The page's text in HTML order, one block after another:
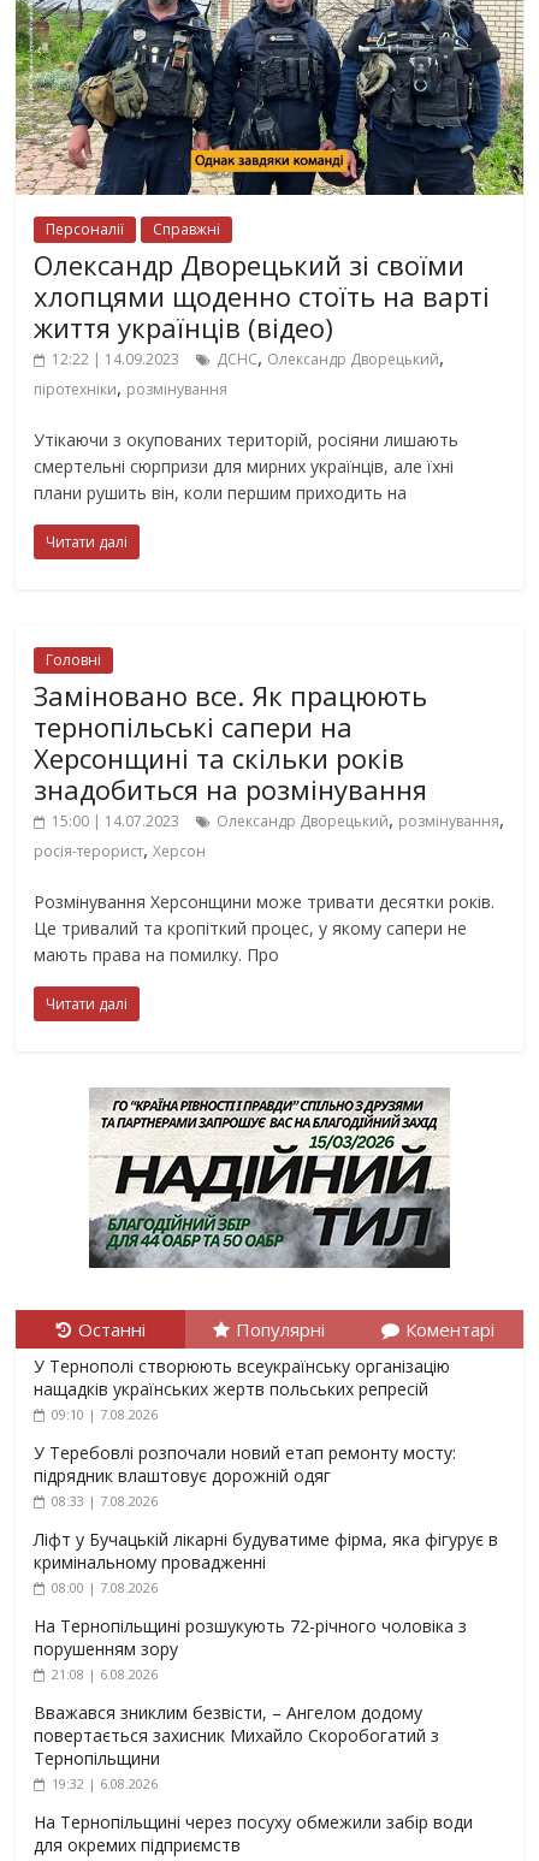
Персоналії Справжні
Олександр Дворецький зі своїми
хлопцями щоденно стоїть на варті
життя українців (відео)
12:22 | 14.09.2023 ДСНС, Олександр Дворецький,
піротехніки, розмінування
Утікаючи з окупованих територій, росіяни лишають
смертельні сюрпризи для мирних українців, але їхні
плани рушить він, коли першим приходить на
Читати далі
Головні
Заміновано все. Як працюють
тернопільські сапери на
Херсонщині та скільки років
знадобиться на розмінування
15:00 | 14.07.2023 Олександр Дворецький, розмінування,
росія-терорист,Херсон
Розмінування Херсонщини може тривати десятки років.
Це тривалий та кропіткий процес, у якому сапери не
мають права на помилку. Про
Читати далі
Останні Популярні Коментарі
У Тернополі створюють всеукраїнську організацію
нащадків українських жертв польських репресій
09:10 | 7.08.2026
У Теребовлі розпочали новий етап ремонту мосту:
підрядник влаштовує дорожній одяг
08:33 | 7.08.2026
Ліфт у Бучацькій лікарні будуватиме фірма, яка фігурує в
кримінальному провадженні
08:00 | 7.08.2026
На Тернопільщині розшукують 72-річного чоловіка з
порушенням зору
21:08 | 6.08.2026
Вважався зниклим безвісти, – Ангелом додому
повертається захисник Михайло Скоробогатий з
Тернопільщини
19:32 | 6.08.2026
На Тернопільщині через посуху обмежили забір води
для окремих підприємств